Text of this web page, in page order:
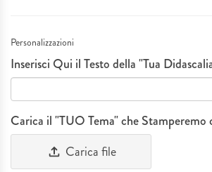
Personalizzazioni
Inserisci Qui il Testo della "Tua
Carica il "TUO Tema" che Stamperemo
Carica file